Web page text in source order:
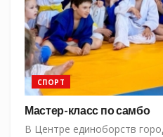
СПОРТ
Мастер-класс по самбо
В Центре единоборств